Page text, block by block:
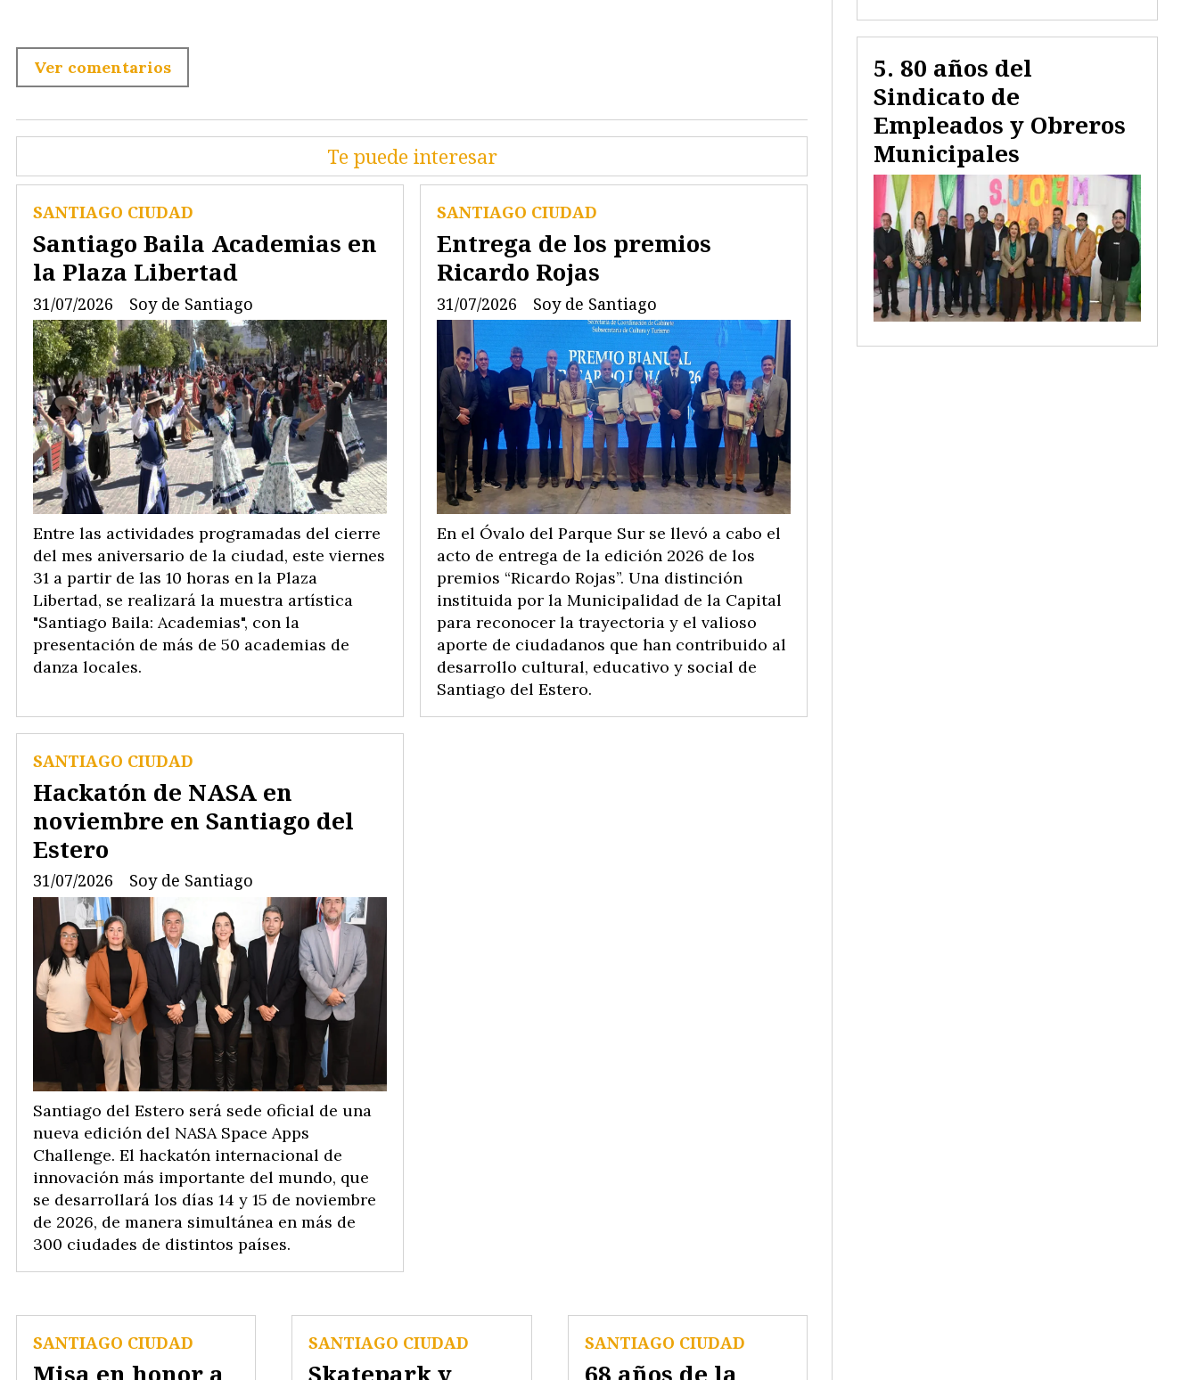
Ver comentarios
Te puede interesar
Santiago Baila Academias en
la Plaza Libertad
Soy de Santiago
SANTIAGO CIUDAD
31/07/2026
Entre las actividades programadas del cierre
del mes aniversario de la ciudad, este viernes
31 a partir de las 10 horas en la Plaza
Libertad, se realizará la muestra artística
"Santiago Baila: Academias", con la
presentación de más de 50 academias de
danza locales.
Entrega de los premios
Ricardo Rojas
Soy de Santiago
SANTIAGO CIUDAD
31/07/2026
En el Óvalo del Parque Sur se llevó a cabo el
acto de entrega de la edición 2026 de los
premios “Ricardo Rojas”. Una distinción
instituida por la Municipalidad de la Capital
para reconocer la trayectoria y el valioso
aporte de ciudadanos que han contribuido al
desarrollo cultural, educativo y social de
Santiago del Estero.
Hackatón de NASA en
noviembre en Santiago del
Estero
Soy de Santiago
SANTIAGO CIUDAD
31/07/2026
Santiago del Estero será sede oficial de una
nueva edición del NASA Space Apps
Challenge. El hackatón internacional de
innovación más importante del mundo, que
se desarrollará los días 14 y 15 de noviembre
de 2026, de manera simultánea en más de
300 ciudades de distintos países.
Misa en honor a
SANTIAGO CIUDAD
Skatepark y
SANTIAGO CIUDAD
68 años de la
SANTIAGO CIUDAD
80 años del
Sindicato de
Empleados y Obreros
Municipales